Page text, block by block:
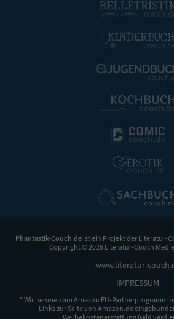
Phantastik-Couch.deist ein Projekt der Literatur-
Copyright © 2026 Literatur-Couch
www.literatur-
IMPRESSUM
* Wir nehmen am Amazon EU-Partnerprogramm
Links zur Seite von Amazon.de
Werbekostenerstattung Geld